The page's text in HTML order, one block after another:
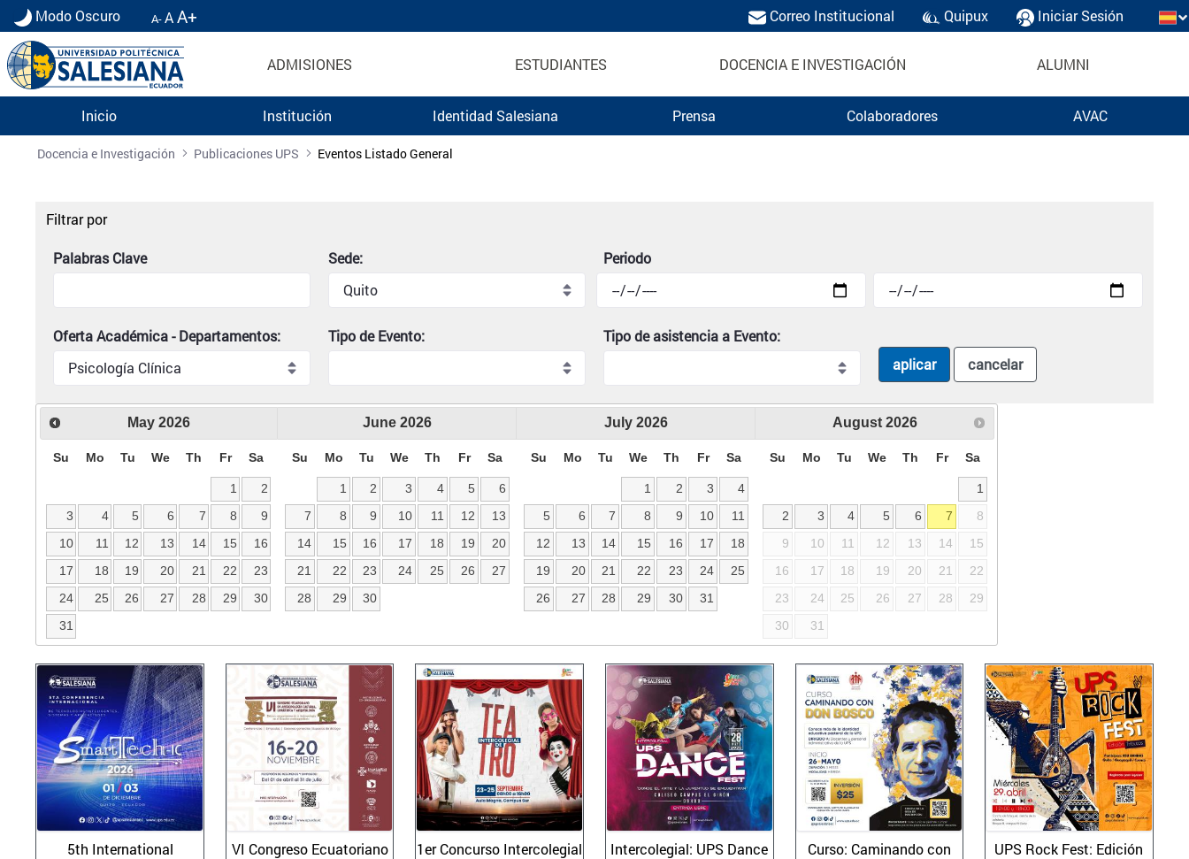
Modo Oscuro A-AA+ Correo Institucional Quipux Iniciar Sesión
ADMISIONES ESTUDIANTES DOCENCIA E INVESTIGACIÓN ALUMNI
Inicio Institución Identidad Salesiana Prensa Colaboradores AVAC
Listado de eventos universitarios | Universidad Politécnica Salesiana
Docencia e Investigación Publicaciones UPS Eventos Listado General
Filtrar por
Palabras Clave Sede: Periodo
Oferta Académica - Departamentos: Tipo de Evento:
Tipo de asistencia a Evento:
aplicar
cancelar
May 2026
Su Mo Tu We Th Fr Sa
1
2
3
4 5 6 7 8
9
10
11 12 13 14 15
16
17
18 19 20 21 22
23
24
25 26 27 28 29
30
31
June 2026
Su Mo Tu We Th Fr Sa
1 2 3 4 5
6
7
8 9 10 11 12
13
14
15 16 17 18 19
20
21
22 23 24 25 26
27
28
29 30
July 2026
Su Mo Tu We Th Fr Sa
1 2 3
4
5
6 7 8 9 10
11
12
13 14 15 16 17
18
19
20 21 22 23 24
25
26
27 28 29 30 31
August 2026
Su Mo Tu We Th Fr Sa
1
2
3 4 5 6 7
8
9
10 11 12 13 14
15
16
17 18 19 20 21
22
23
24 25 26 27 28
29
30
31
5th International
VI Congreso Ecuatoriano
1er Concurso Intercolegial
Intercolegial: UPS Dance
Curso: Caminando con
UPS Rock Fest: Edición